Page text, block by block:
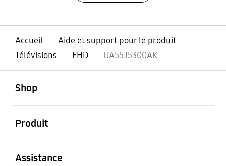
Accueil
Aide et support pour le produit
Télévisions
FHD UA55J5300AK
Shop
Produit
Assistance